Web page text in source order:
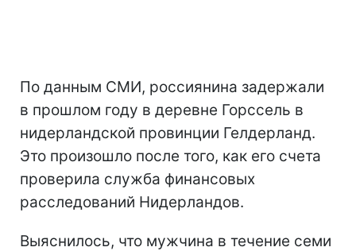
По данным СМИ, россиянина задержали
в прошлом году в деревне Горссель в
нидерландской провинции Гелдерланд.
Это произошло после того, как его счета
проверила служба финансовых
расследований Нидерландов.
Выяснилось, что мужчина в течение семи